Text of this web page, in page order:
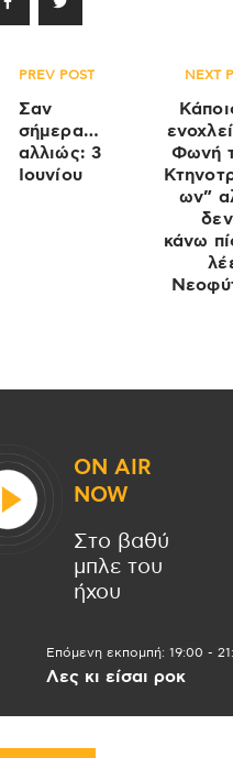
Πλοήγηση
άρθρων
PREV POST
Σαν
σήμερα…
αλλιώς: 3
Ιουνίου
NEXT
Φωνή
ων”
κάνω
ON AIR
NOW
Στο βαθύ
μπλε του
ήχου
Επόμενη εκπομπή: 19:00 -
Λες κι είσαι ροκ